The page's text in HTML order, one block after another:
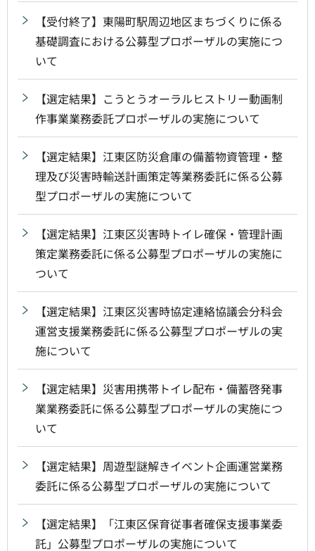
【受付終了】東陽町駅周辺地区まちづくりに係る
基礎調査における公募型プロポーザルの実施につ
いて
【選定結果】こうとうオーラルヒストリー動画制
作事業業務委託プロポーザルの実施について
【選定結果】江東区防災倉庫の備蓄物資管理・整
理及び災害時輸送計画策定等業務委託に係る公募
型プロポーザルの実施について
【選定結果】江東区災害時トイレ確保・管理計画
策定業務委託に係る公募型プロポーザルの実施に
ついて
【選定結果】江東区災害時協定連絡協議会分科会
運営支援業務委託に係る公募型プロポーザルの実
施について
【選定結果】災害用携帯トイレ配布・備蓄啓発事
業業務委託に係る公募型プロポーザルの実施につ
いて
【選定結果】周遊型謎解きイベント企画運営業務
委託に係る公募型プロポーザルの実施について
【選定結果】「江東区保育従事者確保支援事業委
託」公募型プロポーザルの実施について